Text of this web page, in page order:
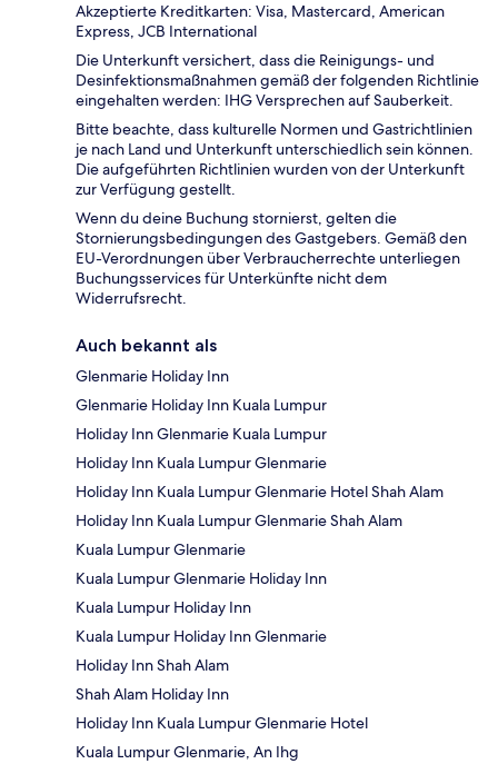
Akzeptierte Kreditkarten: Visa, Mastercard, American
Express, JCB International
Die Unterkunft versichert, dass die Reinigungs- und
Desinfektionsmaßnahmen gemäß der folgenden Richtlinie
eingehalten werden: IHG Versprechen auf Sauberkeit.
Bitte beachte, dass kulturelle Normen und Gastrichtlinien
je nach Land und Unterkunft unterschiedlich sein können.
Die aufgeführten Richtlinien wurden von der Unterkunft
zur Verfügung gestellt.
Wenn du deine Buchung stornierst, gelten die
Stornierungsbedingungen des Gastgebers. Gemäß den
EU-Verordnungen über Verbraucherrechte unterliegen
Buchungsservices für Unterkünfte nicht dem
Widerrufsrecht.
Auch bekannt als
Glenmarie Holiday Inn
Glenmarie Holiday Inn Kuala Lumpur
Holiday Inn Glenmarie Kuala Lumpur
Holiday Inn Kuala Lumpur Glenmarie
Holiday Inn Kuala Lumpur Glenmarie Hotel Shah Alam
Holiday Inn Kuala Lumpur Glenmarie Shah Alam
Kuala Lumpur Glenmarie
Kuala Lumpur Glenmarie Holiday Inn
Kuala Lumpur Holiday Inn
Kuala Lumpur Holiday Inn Glenmarie
Holiday Inn Shah Alam
Shah Alam Holiday Inn
Holiday Inn Kuala Lumpur Glenmarie Hotel
Kuala Lumpur Glenmarie, An Ihg